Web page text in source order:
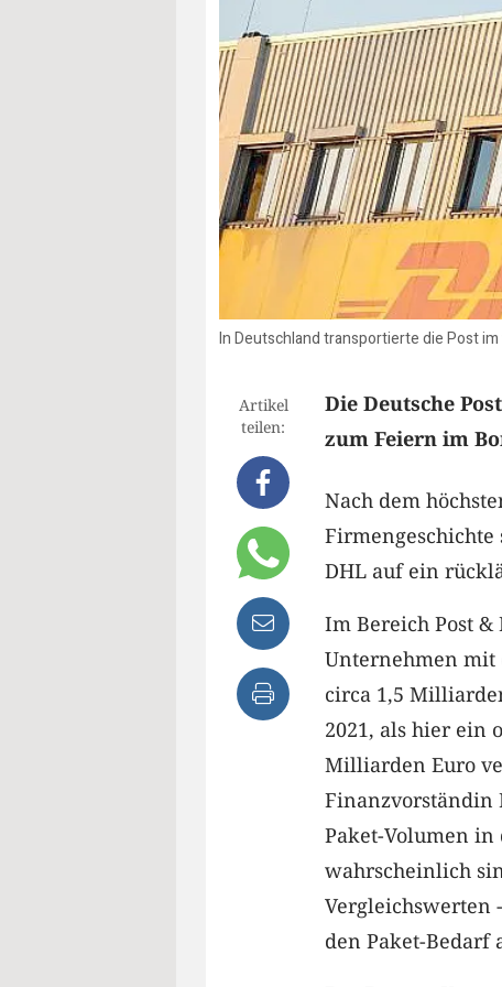
In Deutschland transportierte die Post
Artikel
teilen:
Die Deutsche
zum Feiern im
Nach dem
Firmengeschichte
DHL auf ein
Im Bereich Post &
Unternehmen mit
circa 1,5
2021, als hier ein
Milliarden Euro
Finanzvorständin
Paket-Volumen in
wahrscheinlich
Vergleichswerten
den Paket-Bedarf